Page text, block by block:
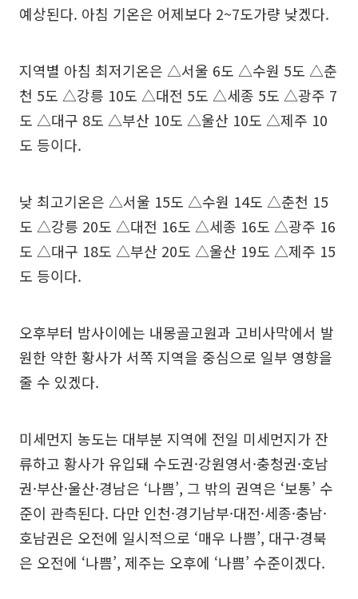
예상된다. 아침 기온은 어제보다 2~7도가량 낮겠다.
지역별 아침 최저기온은 △서울 6도 △수원 5도 △춘
천 5도 △강릉 10도 △대전 5도 △세종 5도 △광주 7
도 △대구 8도 △부산 10도 △울산 10도 △제주 10
도 등이다.
낮 최고기온은 △서울 15도 △수원 14도 △춘천 15
도 △강릉 20도 △대전 16도 △세종 16도 △광주 16
도 △대구 18도 △부산 20도 △울산 19도 △제주 15
도 등이다.
오후부터 밤사이에는 내몽골고원과 고비사막에서 발
원한 약한 황사가 서쪽 지역을 중심으로 일부 영향을
줄 수 있겠다.
미세먼지 농도는 대부분 지역에 전일 미세먼지가 잔
류하고 황사가 유입돼 수도권·강원영서·충청권·호남
권·부산·울산·경남은 ‘나쁨’, 그 밖의 권역은 ‘보통’ 수
준이 관측된다. 다만 인천·경기남부·대전·세종·충남·
호남권은 오전에 일시적으로 ‘매우 나쁨’, 대구·경북
은 오전에 ‘나쁨’, 제주는 오후에 ‘나쁨’ 수준이겠다.